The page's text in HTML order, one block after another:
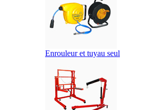
Enrouleur et tuyau seul